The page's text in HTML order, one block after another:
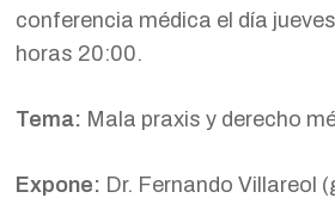
conferencia médica el día
horas 20:00.
Tema: Mala praxis y derecho
Expone: Dr. Fernando Villareol